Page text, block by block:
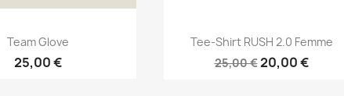
Vista rápida
Team Glove
25,00 €
Vista rápida
Tee-Shirt RUSH 2.0 Femme
25,00 €20,00 €